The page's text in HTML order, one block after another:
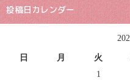
投稿日カレンダー
日 月 火
1